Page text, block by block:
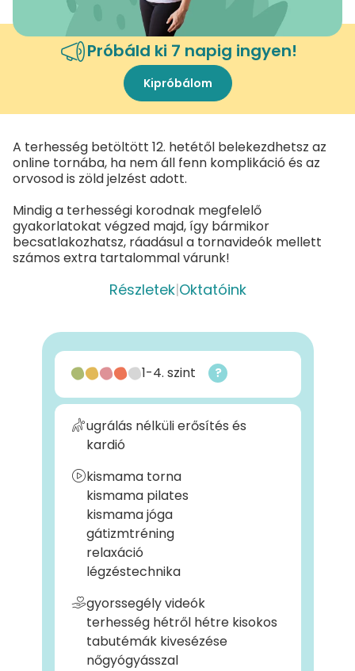
Próbáld ki 7 napig ingyen!
Kipróbálom
Részletek|Oktatóink
A terhesség betöltött 12. hetétől belekezdhetsz az
online tornába, ha nem áll fenn komplikáció és az
orvosod is zöld jelzést adott.
Mindig a terhességi korodnak megfelelő
gyakorlatokat végzed majd, így bármikor
becsatlakozhatsz, ráadásul a tornavideók mellett
számos extra tartalommal várunk!
1-4. szint ?
ugrálás nélküli erősítés és
kardió
kismama torna
kismama pilates
kismama jóga
gátizmtréning
relaxáció
légzéstechnika
gyorssegély videók
terhesség hétről hétre kisokos
tabutémák kivesézése
nőgyógyásszal